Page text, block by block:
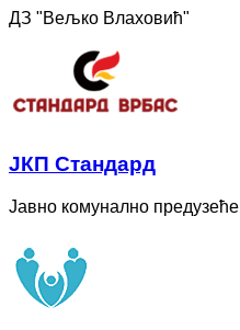
ДЗ "Вељко Влаховић"
ЈКП Стандард
Јавно комунално предузеће